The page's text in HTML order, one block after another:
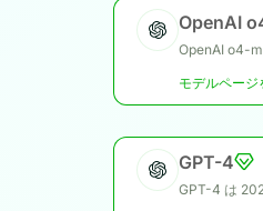
OpenAI
モデルペー
GPT-4